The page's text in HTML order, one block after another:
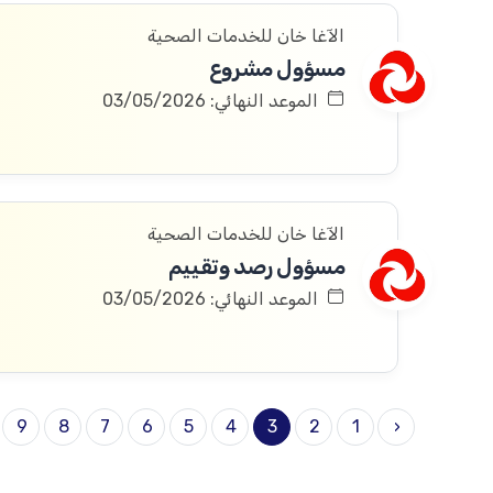
الآغا خان للخدمات الصحية
مسؤول مشروع
الموعد النهائي: 03/05/2026
الآغا خان للخدمات الصحية
مسؤول رصد وتقييم
الموعد النهائي: 03/05/2026
‹
1
2
3
4
5
6
7
8
9